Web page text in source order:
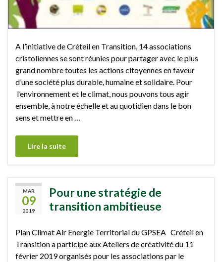
A l’initiative de Créteil en Transition, 14 associations
cristoliennes se sont réunies pour partager avec le plus
grand nombre toutes les actions citoyennes en faveur
d’une société plus durable, humaine et solidaire. Pour
l’environnement et le climat, nous pouvons tous agir
ensemble, à notre échelle et au quotidien dans le bon
sens et mettre en …
Lire la suite
MAR
09
2019
Pour une stratégie de
transition ambitieuse
Plan Climat Air Energie Territorial du GPSEA Créteil en
Transition a participé aux Ateliers de créativité du 11
février 2019 organisés pour les associations par le